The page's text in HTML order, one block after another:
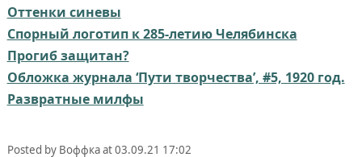
Оттенки синевы
Спорный логотип к 285-летию Челябинска
Прогиб защитан?
Oблoжкa жypнaлa ‘Пyти творчествa’, #5, 1920 гoд.
Развратные милфы
Posted by Воффкаat03.09.21 17:02